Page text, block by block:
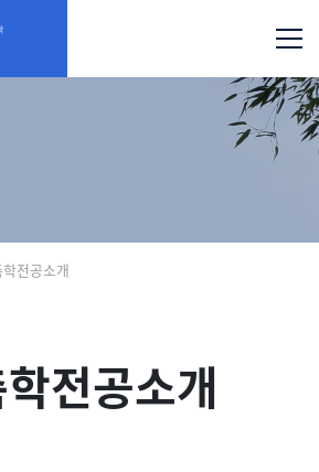
학전공소개
전공소개